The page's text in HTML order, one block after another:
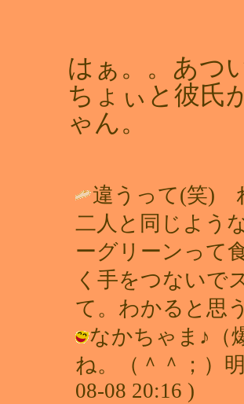
はぁ。。あつ
ちょぃと彼氏
ゃん。
違うって(笑)
二人と同じよう
ーグリーンって
く手をつないで
て。わかると思
なかちゃま♪（
ね。（＾＾；）
08-08 20:16 )